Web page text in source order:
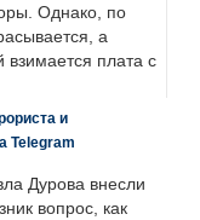
Однако, по
а
взимается плата с
и
Telegram
Дурова внесли
вопрос, как